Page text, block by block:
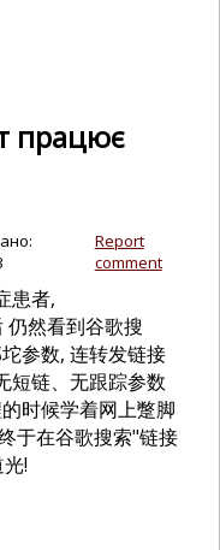
працює
Report
comment
患者,
然看到谷歌搜
参数, 连转发链接
短链、无跟踪参数
时候学着网上蹩脚
于在谷歌搜索"链接
!